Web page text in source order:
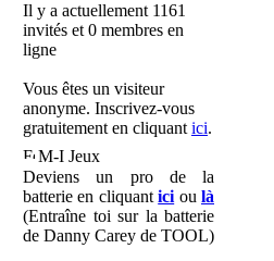
Il y a actuellement 1161
invités et 0 membres en
ligne
Vous êtes un visiteur
anonyme. Inscrivez-vous
gratuitement en cliquant ici.
M-I Jeux
Deviens un pro de la
batterie en cliquantici oulà
(Entraîne toi sur la batterie
de Danny Carey de TOOL)